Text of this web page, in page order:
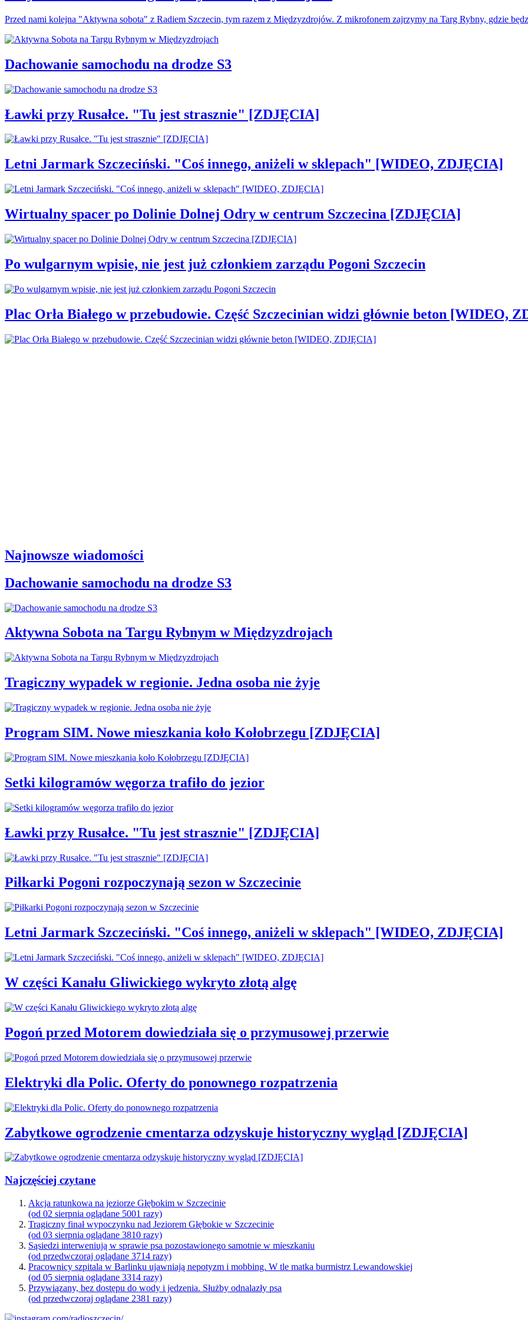
Przed nami kolejna "Aktywna sobota" z Radiem Szczecin, tym razem z Międzyzdrojów. Z mikrofonem zajrzymy na Targ Rybny, gdzie
Dachowanie samochodu na drodze S3
Ławki przy Rusałce. "Tu jest strasznie" [ZDJĘCIA]
Letni Jarmark Szczeciński. "Coś innego, aniżeli w sklepach" [WIDEO, ZDJĘCIA]
Wirtualny spacer po Dolinie Dolnej Odry w centrum Szczecina [ZDJĘCIA]
Po wulgarnym wpisie, nie jest już członkiem zarządu Pogoni Szczecin
Plac Orła Białego w przebudowie. Część Szczecinian widzi głównie beton [WIDEO,
Najnowsze wiadomości
Dachowanie samochodu na drodze S3
Aktywna Sobota na Targu Rybnym w Międzyzdrojach
Tragiczny wypadek w regionie. Jedna osoba nie żyje
Program SIM. Nowe mieszkania koło Kołobrzegu [ZDJĘCIA]
Setki kilogramów węgorza trafiło do jezior
Ławki przy Rusałce. "Tu jest strasznie" [ZDJĘCIA]
Piłkarki Pogoni rozpoczynają sezon w Szczecinie
Letni Jarmark Szczeciński. "Coś innego, aniżeli w sklepach" [WIDEO, ZDJĘCIA]
W części Kanału Gliwickiego wykryto złotą algę
Pogoń przed Motorem dowiedziała się o przymusowej przerwie
Elektryki dla Polic. Oferty do ponownego rozpatrzenia
Zabytkowe ogrodzenie cmentarza odzyskuje historyczny wygląd [ZDJĘCIA]
Najczęściej czytane
Akcja ratunkowa na jeziorze Głębokim w Szczecinie
(od 02 sierpnia oglądane 5001 razy)
Tragiczny finał wypoczynku nad Jeziorem Głębokie w Szczecinie
(od 03 sierpnia oglądane 3810 razy)
Sąsiedzi interweniują w sprawie psa pozostawionego samotnie w mieszkaniu
(od przedwczoraj oglądane 3714 razy)
Pracownicy szpitala w Barlinku ujawniają nepotyzm i mobbing. W tle matka burmistrz Lewandowskiej
(od 05 sierpnia oglądane 3314 razy)
Przywiązany, bez dostępu do wody i jedzenia. Służby odnalazły psa
(od przedwczoraj oglądane 2381 razy)